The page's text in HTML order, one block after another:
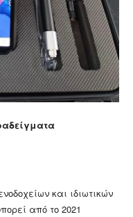
και ιδιωτικών
από το 2021